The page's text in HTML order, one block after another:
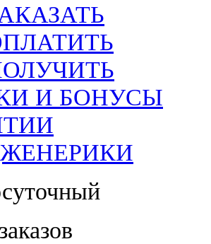
И БОНУСЫ